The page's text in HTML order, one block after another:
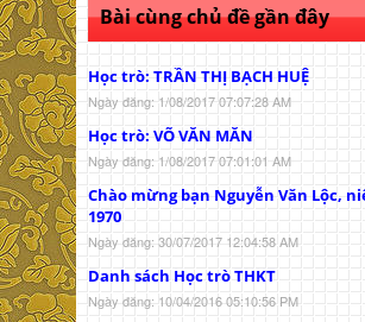
Bài cùng chủ đề gần đây
Học trò: TRẦN THỊ BẠCH HUỆ
Ngày đăng: 1/08/2017 07:07:28 AM
Học trò: VÕ VĂN MĂN
Ngày đăng: 1/08/2017 07:01:01 AM
Chào mừng bạn Nguyễn Văn Lộc,
1970
Ngày đăng: 30/07/2017 12:04:58 AM
Danh sách Học trò THKT
Ngày đăng: 10/04/2016 05:10:56 PM